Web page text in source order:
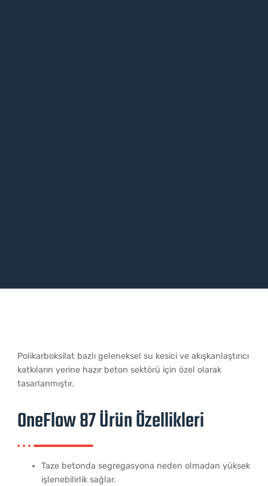
Polikarboksilat bazlı geleneksel su kesici ve akışkanlaştırıcı
katkıların yerine hazır beton sektörü için özel olarak
tasarlanmıştır.
OneFlow 87 Ürü​n Özellikleri
Taze betonda segregasyona neden olmadan yüksek
işlenebilirlik sağlar.